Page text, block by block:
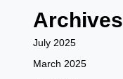
Archives
July 2025
March 2025